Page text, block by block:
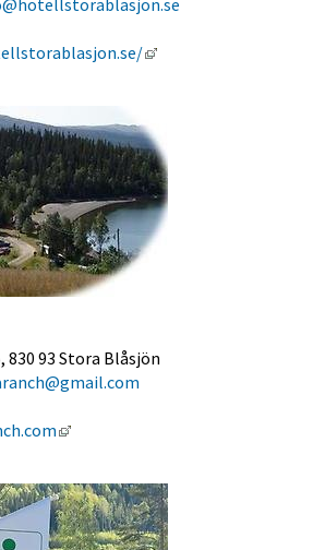
webbplats, öppnas i nytt
Länk till annan
93 Stora Blåsjön
Länk till annan webbplats,